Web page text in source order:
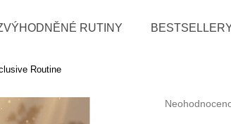
RUTINY
Routine
Průměrné
Co potřebujete najít?